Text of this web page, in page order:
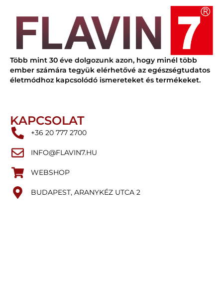
Több mint 30 éve dolgozunk azon, hogy minél több
ember számára tegyük elérhetővé az egészségtudatos
életmódhoz kapcsolódó ismereteket és termékeket.
KAPCSOLAT
+36 20 777 2700
INFO@FLAVIN7.HU
WEBSHOP
BUDAPEST, ARANYKÉZ UTCA 2